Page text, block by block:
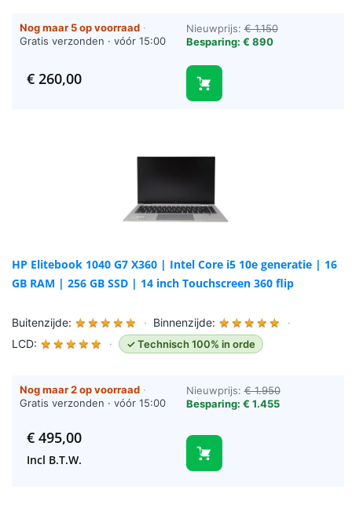
Nog maar 5 op voorraad ·
Gratis verzonden · vóór 15:00
Nieuwprijs:€ 1.150
Besparing: € 890
€260,00
HP Elitebook 1040 G7 X360 | Intel Core i5 10e generatie | 16
GB RAM | 256 GB SSD | 14 inch Touchscreen 360 flip
Buitenzijde: ★ ★ ★ ★ ★ · Binnenzijde: ★ ★ ★ ★ ★
·
LCD: ★ ★ ★ ★ ★ · ✓ Technisch 100% in orde
Nog maar 2 op voorraad ·
Gratis verzonden · vóór 15:00
Nieuwprijs:€ 1.950
Besparing: € 1.455
€495,00
Incl B.T.W.